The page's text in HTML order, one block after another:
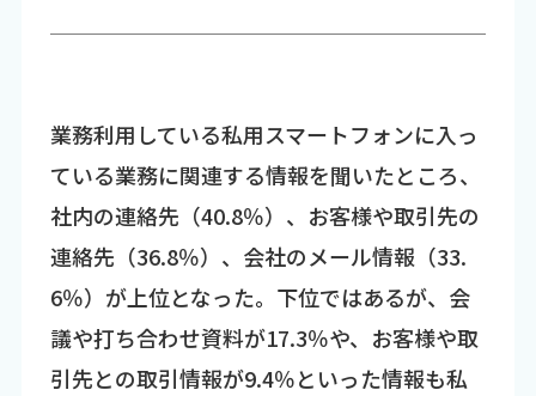
業務利用している私用スマートフォンに入っ
ている業務に関連する情報を聞いたところ、
社内の連絡先（40.8％）、お客様や取引先の
連絡先（36.8％）、会社のメール情報（33.
6％）が上位となった。下位ではあるが、会
議や打ち合わせ資料が17.3％や、お客様や取
引先との取引情報が9.4％といった情報も私